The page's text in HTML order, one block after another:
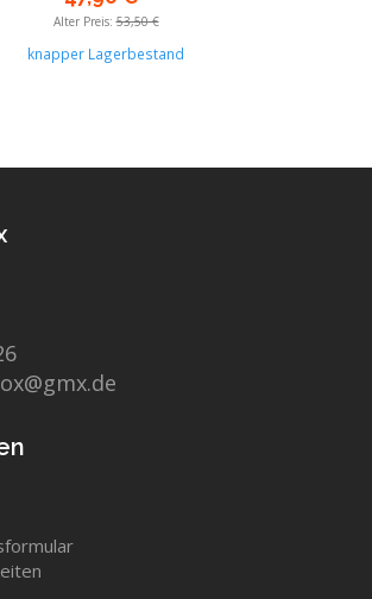
Alter Preis:53,50 €
knapper Lagerbestand